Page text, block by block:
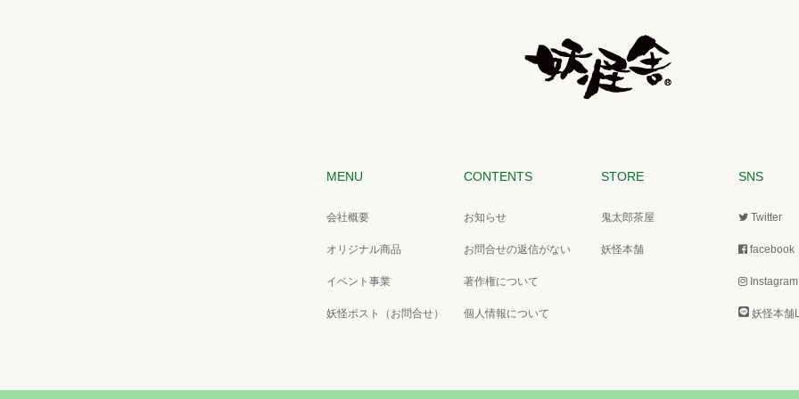
MENU
会社概要
オリジナル商品
イベント事業
妖怪ポスト（お問合せ）
CONTENTS
お知らせ
お問合せの返信がない
著作権について
個人情報について
STORE
鬼太郎茶屋
妖怪本舗
SNS
Twitter
facebook
Instagram
妖怪本舗